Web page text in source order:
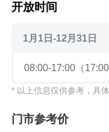
开放时间
1月1日-12月31日
08:00-17:00（17:00
* 以上信息仅供参考，具
门市参考价